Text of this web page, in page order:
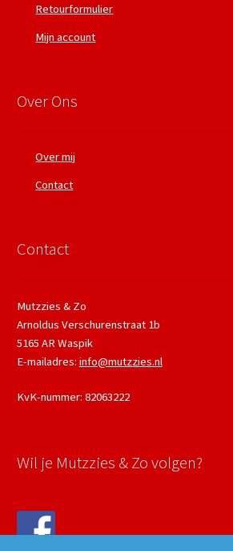
Retourformulier
Mijn account
Over Ons
Over mij
Contact
Contact
Mutzzies & Zo
Arnoldus Verschurenstraat 1b
5165 AR Waspik
E-mailadres: info@mutzzies.nl
KvK-nummer: 82063222
Wil je Mutzzies & Zo volgen?